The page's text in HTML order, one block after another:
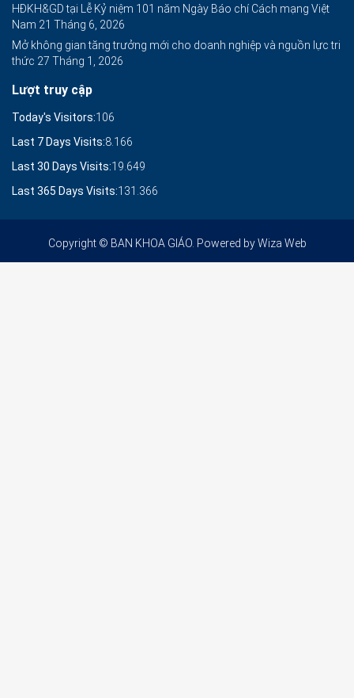
HĐKH&GD tại Lễ Kỷ niệm 101 năm Ngày Báo chí Cách mạng Việt
Nam 21 Tháng 6, 2026
Mở không gian tăng trưởng mới cho doanh nghiệp và nguồn lực tri
thức 27 Tháng 1, 2026
Lượt truy cập
Today's Visitors:106
Last 7 Days Visits:8.166
Last 30 Days Visits:19.649
Last 365 Days Visits:131.366
Copyright © BAN KHOA GIÁO. Powered byWiza Web